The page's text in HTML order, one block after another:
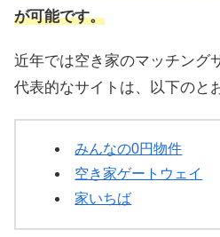
が可能です。
近年では空き家のマッチング
代表的なサイトは、以下のと
みんなの0円物件
空き家ゲートウェイ
家いちば